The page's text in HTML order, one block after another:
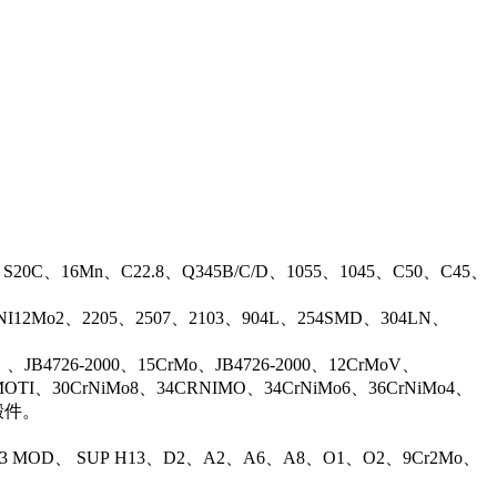
、16Mn、C22.8、Q345B/C/D、1055、1045、C50、C45、
、2205、2507、2103、904L、254SMD、304LN、
2000、15CrMo、JB4726-2000、12CrMoV、
、30CrNiMo8、34CRNIMO、34CrNiMo6、36CrNiMo4、
。
、 SUP H13、D2、A2、A6、A8、O1、O2、9Cr2Mo、